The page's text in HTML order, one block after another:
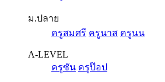
ม.ปลาย
ครูสมศรี ครูนาส ครูนน
A-LEVEL
ครูซัน ครูป๊อป